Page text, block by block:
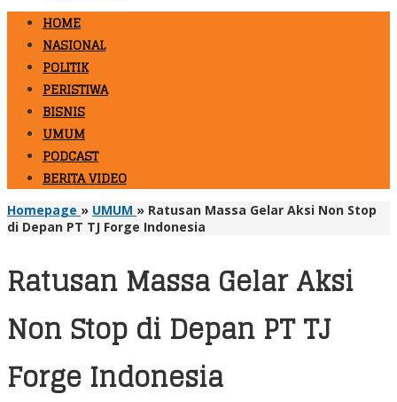
HOME
NASIONAL
POLITIK
PERISTIWA
BISNIS
UMUM
PODCAST
BERITA VIDEO
Homepage » UMUM » Ratusan Massa Gelar Aksi Non Stop
di Depan PT TJ Forge Indonesia
Ratusan Massa Gelar Aksi
Non Stop di Depan PT TJ
Forge Indonesia